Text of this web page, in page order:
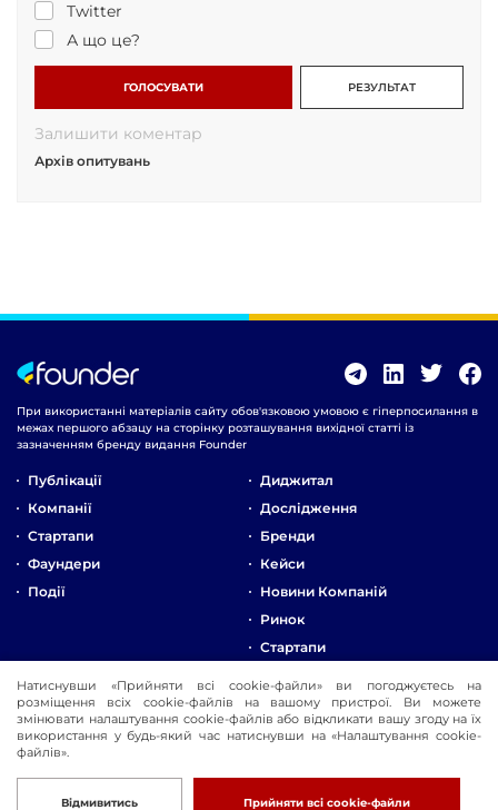
Twitter
А що це?
ГОЛОСУВАТИ РЕЗУЛЬТАТ
Залишити коментар
Архів опитувань
При використанні матеріалів сайту обов'язковою умовою є гіперпосилання в
межах першого абзацу на сторінку розташування вихідної статті із
зазначенням бренду видання Founder
Публікації
Компанії
Стартапи
Фаундери
Події
Диджитал
Дослідження
Бренди
Кейси
Новини Компаній
Ринок
Стартапи
Про Компанію
Реклама
Контакти
© 2016-2026 Founder Розробка
Натиснувши «Прийняти всі cookie-файли» ви погоджуєтесь на
розміщення всіх cookie-файлів на вашому пристрої. Ви можете
змінювати налаштування cookie-файлів або відкликати вашу згоду на їх
використання у будь-який час натиснувши на «Налаштування cookie-
файлів».
Відмивитись Прийняти всі cookie-файли